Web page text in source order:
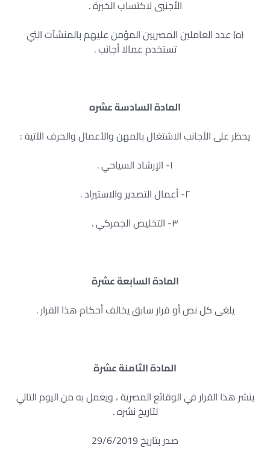
الأجنبى لاكتساب الخبرة .
(ه) عدد العاملين المصريين المؤمن عليهم بالمنشآت التي
تستخدم عمالا أجانب .
المادة السادسة عشره
يحظر على الأجانب الاشتغال بالمهن والأعمال والحرف الآتية :
١- الإرشاد السياحي .
٢- أعمال التصدير والاستيراد .
٣- التخليص الجمركي .
المادة السابعة عشرة
يلغى كل نص أو قرار سابق يخالف أحكام هذا القرار .
المادة الثامنة عشرة
ينشر هذا القرار في الوقائع المصرية ، ويعمل به من اليوم التالي
لتاريخ نشره .
صدر بتاريخ 29/6/2019